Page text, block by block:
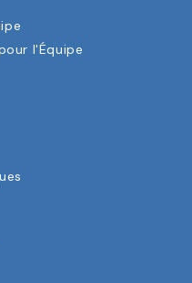
l'Équipe